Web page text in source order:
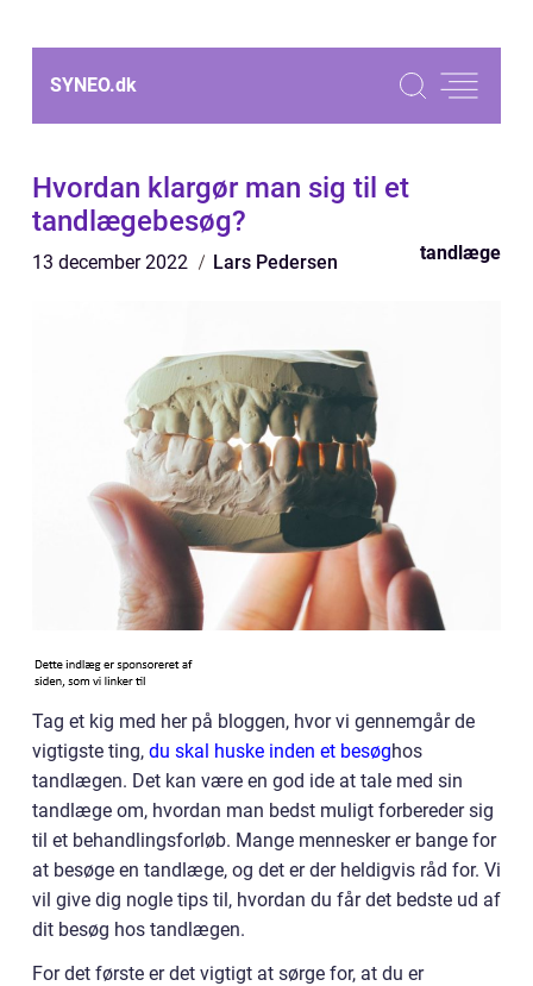
SYNEO.dk
Hvordan klargør man sig til et
tandlægebesøg?
13 december 2022 Lars Pedersen tandlæge
Tag et kig med her på bloggen, hvor vi gennemgår de
vigtigste ting, du skal huske inden et besøghos
tandlægen. Det kan være en god ide at tale med sin
tandlæge om, hvordan man bedst muligt forbereder sig
til et behandlingsforløb. Mange mennesker er bange for
at besøge en tandlæge, og det er der heldigvis råd for. Vi
vil give dig nogle tips til, hvordan du får det bedste ud af
dit besøg hos tandlægen.
For det første er det vigtigt at sørge for, at du er